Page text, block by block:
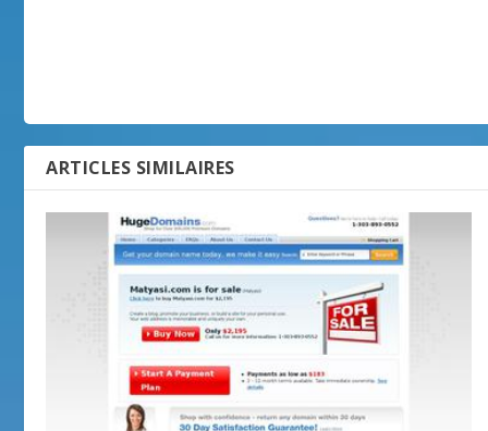
ARTICLES SIMILAIRES